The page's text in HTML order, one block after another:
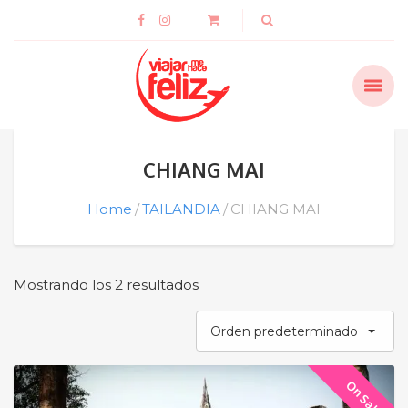
CHIANG MAI
Home TAILANDIA CHIANG MAI
Mostrando los 2 resultados
Orden predeterminado
On Sale